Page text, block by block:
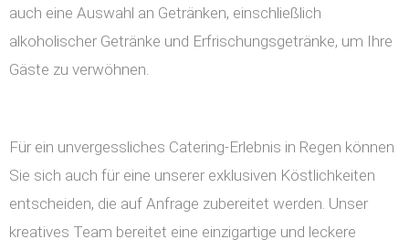
auch eine Auswahl an Getränken, einschließlich
alkoholischer Getränke und Erfrischungsgetränke, um Ihre
Gäste zu verwöhnen.
Für ein unvergessliches Catering-Erlebnis in Regen können
Sie sich auch für eine unserer exklusiven Köstlichkeiten
entscheiden, die auf Anfrage zubereitet werden. Unser
kreatives Team bereitet eine einzigartige und leckere